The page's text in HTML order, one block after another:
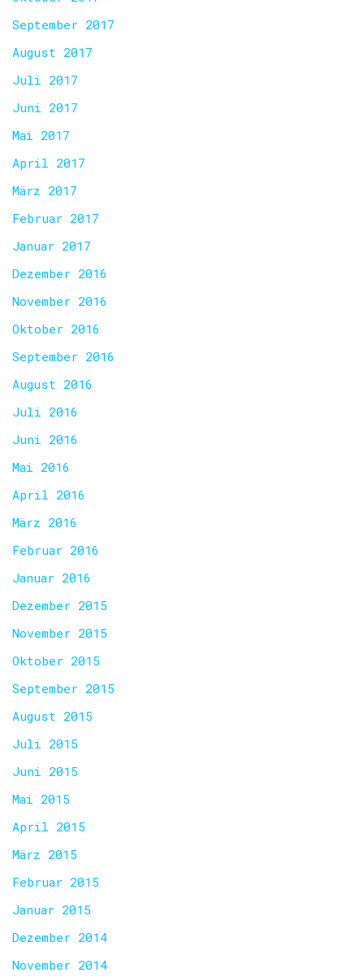
September 2017
August 2017
Juli 2017
Juni 2017
Mai 2017
April 2017
März 2017
Februar 2017
Januar 2017
Dezember 2016
November 2016
Oktober 2016
September 2016
August 2016
Juli 2016
Juni 2016
Mai 2016
April 2016
März 2016
Februar 2016
Januar 2016
Dezember 2015
November 2015
Oktober 2015
September 2015
August 2015
Juli 2015
Juni 2015
Mai 2015
April 2015
März 2015
Februar 2015
Januar 2015
Dezember 2014
November 2014